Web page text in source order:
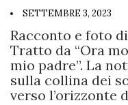
SETTEMBRE 3, 2023
Racconto e foto
Tratto da “Ora
mio padre”. La
sulla collina dei
verso l’orizzonte